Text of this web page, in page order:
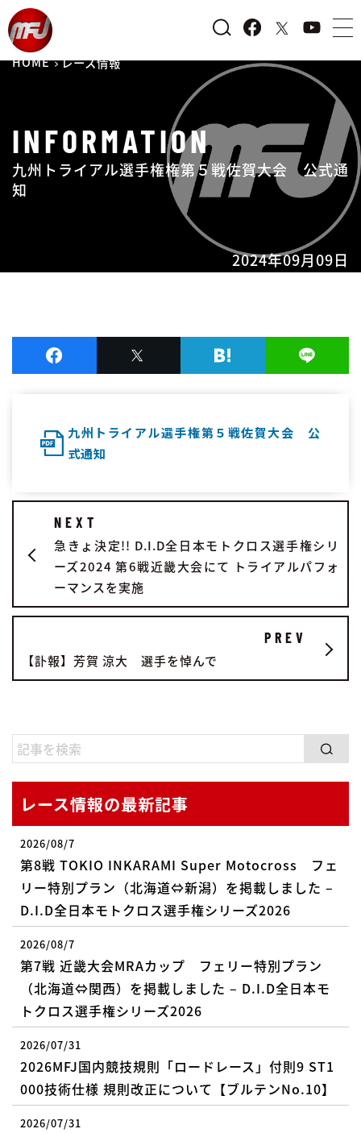
HOME レース情報
INFORMATION
九州トライアル選手権権第５戦佐賀大会 公式通
知
2024年09月09日
九州トライアル選手権第５戦佐賀大会 公
式通知
NEXT
急きょ決定!! D.I.D全日本モトクロス選手権シリ
ーズ2024 第6戦近畿大会にて トライアルパフォ
ーマンスを実施
PREV
【訃報】芳賀 涼大 選手を悼んで
レース情報の最新記事
2026/08/7
第8戦 TOKIO INKARAMI Super Motocross フェ
リー特別プラン（北海道⇔新潟）を掲載しました –
D.I.D全日本モトクロス選手権シリーズ2026
2026/08/7
第7戦 近畿大会MRAカップ フェリー特別プラン
（北海道⇔関西）を掲載しました – D.I.D全日本モ
トクロス選手権シリーズ2026
2026/07/31
2026MFJ国内競技規則「ロードレース」付則9 ST1
000技術仕様 規則改正について【ブルテンNo.10】
2026/07/31